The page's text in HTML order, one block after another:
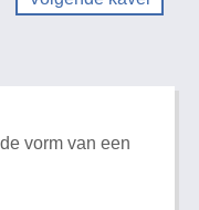
vorm van een